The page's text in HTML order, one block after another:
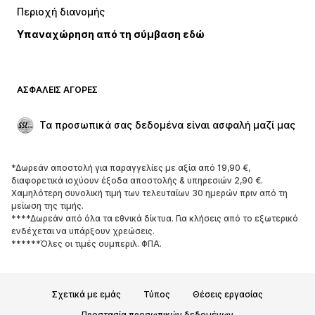
Εσώρουχα
Παλτό
Φούστες
Περιστάσεις
Aποκλειστικά
ΠΑΠΟΎΤΣΙΑ
ΝΕΑ
Trending
Sneakers
Μποτάκια
Γόβες και ψηλοτάκουνα
Παντόφλες
Περιοχή διανομής
Υπαναχώρηση από τη σύμβαση εδώ
ΑΣΦΑΛΕΊΣ ΑΓΟΡΈΣ
Τα προσωπικά σας δεδομένα είναι ασφαλή μαζί μας
*Δωρεάν αποστολή για παραγγελίες με αξία από 19,90 €,
διαφορετικά ισχύουν έξοδα αποστολής & υπηρεσιών 2,90 €.
Χαμηλότερη συνολική τιμή των τελευταίων 30 ημερών πριν από τη
μείωση της τιμής.
****Δωρεάν από όλα τα εθνικά δίκτυα. Για κλήσεις από το εξωτερικό
ενδέχεται να υπάρξουν χρεώσεις.
******Όλες οι τιμές συμπεριλ. ΦΠΑ.
Σχετικά με εμάς Τύπος
Θέσεις εργασίας